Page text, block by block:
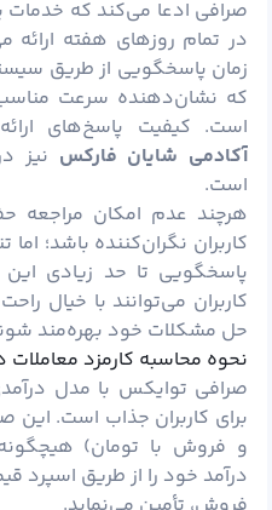
در تمام روزهای هفته
که نشان‌دهنده سرعت
است. کیفیت پاسخ‌های
آکادمی شایان فارکس نیز
است.
هرچند عدم امکان مراجعه
کاربران نگران‌کننده باشد؛
پاسخگویی تا حد زیادی این
کاربران می‌توانند با خیال
حل مشکلات خود بهره‌مند
نحوه محاسبه کارمزد
صرافی توایکس با مدل
برای کاربران جذاب است. این
و فروش با تومان)
درآمد خود را از طریق اسپرد